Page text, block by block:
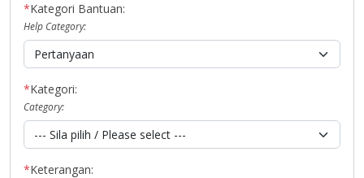
*Kategori Bantuan:
Help Category:
*Kategori:
Category:
*Keterangan: